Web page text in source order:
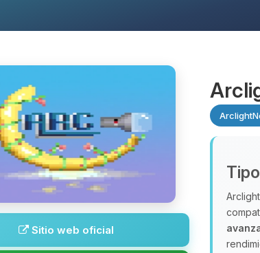
Sitio web oficial